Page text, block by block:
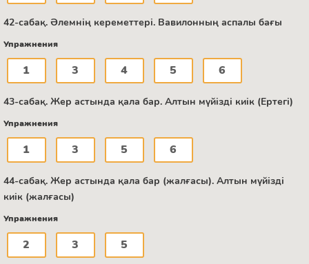
42-сабақ. Әлемнің кереметтері. Вавилонның аспалы бағы
Упражнения
1 3 4 5 6
43-сабақ. Жер астында қала бар. Алтын мүйізді киік (Ертегі)
Упражнения
1 3 5 6
44-сабақ. Жер астында қала бар (жалғасы). Алтын мүйізді
киік (жалғасы)
Упражнения
2 3 5